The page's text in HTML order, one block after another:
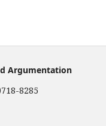
Argumentation
8285